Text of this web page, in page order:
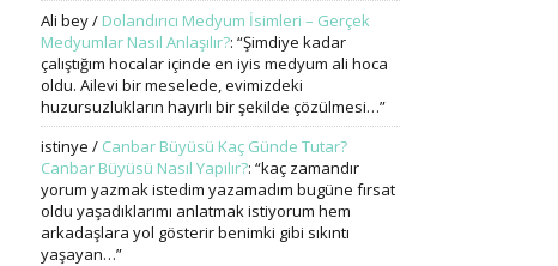
Ali bey/ Dolandırıcı Medyum İsimleri – Gerçek
Medyumlar Nasıl Anlaşılır?: “Şimdiye kadar
çalıştığım hocalar içinde en iyis medyum ali hoca
oldu. Ailevi bir meselede, evimizdeki
huzursuzlukların hayırlı bir şekilde çözülmesi…”
istinye / Canbar Büyüsü Kaç Günde Tutar?
Canbar Büyüsü Nasıl Yapılır?: “kaç zamandır
yorum yazmak istedim yazamadım bugüne fırsat
oldu yaşadıklarımı anlatmak istiyorum hem
arkadaşlara yol gösterir benimki gibi sıkıntı
yaşayan…”